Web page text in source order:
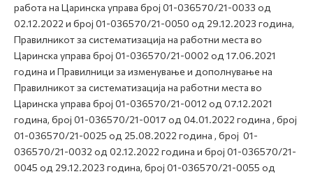
работа на Царинска управа број 01-036570/21-0033 од
02.12.2022 и број 01-036570/21-0050 од 29.12.2023 година,
Правилникот за систематизација на работни места во
Царинска управа број 01-036570/21-0002 од 17.06.2021
година и Правилници за изменување и дополнување на
Правилникот за систематизација на работни места во
Царинска управа број 01-036570/21-0012 од 07.12.2021
година, број 01-036570/21-0017 од 04.01.2022 година , број
01-036570/21-0025 од 25.08.2022 година , број 01-
036570/21-0032 од 02.12.2022 година и број 01-036570/21-
0045 од 29.12.2023 година, број 01-036570/21-0055 од